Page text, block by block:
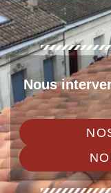
Nous